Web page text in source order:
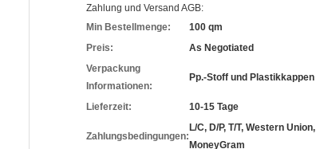
Zahlung und Versand AGB:
Min Bestellmenge:
100 qm
Preis:
As Negotiated
Verpackung
Informationen:
Pp.-Stoff und Plastikkappen
Lieferzeit: 10-15 Tage
Zahlungsbedingungen:
L/C, D/P, T/T, Western Union,
MoneyGram